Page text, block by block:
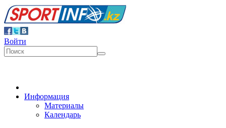
Войти
Информация
Материалы
Календарь